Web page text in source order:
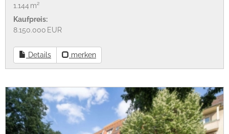
1.144 m²
Kaufpreis:
8.150.000 EUR
Details merken